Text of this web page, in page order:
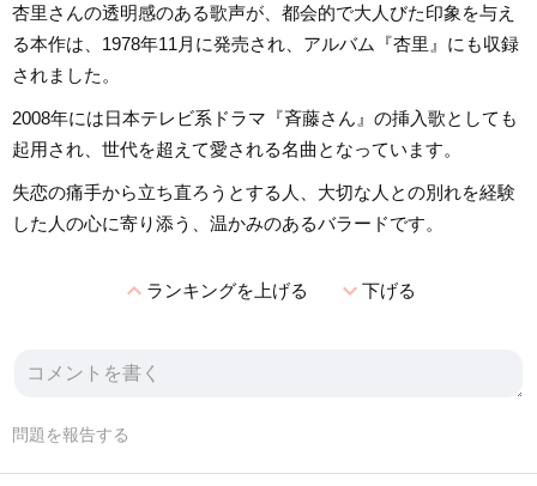
杏里さんの透明感のある歌声が、都会的で大人びた印象を与え
る本作は、1978年11月に発売され、アルバム『杏里』にも収録
されました。
2008年には日本テレビ系ドラマ『斉藤さん』の挿入歌としても
起用され、世代を超えて愛される名曲となっています。
失恋の痛手から立ち直ろうとする人、大切な人との別れを経験
した人の心に寄り添う、温かみのあるバラードです。
expand_lessランキングを上げる expand_more下げる
問題を報告する